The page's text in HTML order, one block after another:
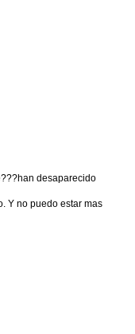
desaparecido
Y no puedo estar mas